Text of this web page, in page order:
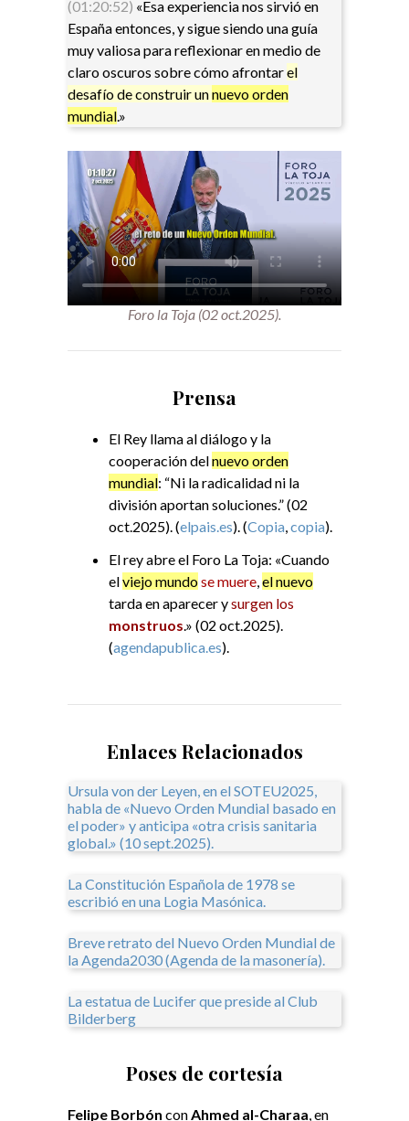
(01:20:52) «Esa experiencia nos sirvió en
España entonces, y sigue siendo una guía
muy valiosa para reflexionar en medio de
claro oscuros sobre cómo afrontarel
desafío de construir unnuevo orden
mundial.»
Foro la Toja (02 oct.2025).
Prensa
El Rey llama al diálogo y la
cooperación delnuevo orden
mundial: “Ni la radicalidad ni la
división aportan soluciones.” (02
oct.2025). (elpais.es). (Copia copia).
El rey abre el Foro La Toja: «Cuando
elviejo mundose muere el nuevo
tarda en aparecer ysurgen los
monstruos .» (02 oct.2025).
(agendapublica.es).
Enlaces Relacionados
Ursula von der Leyen, en el SOTEU2025,
habla de «Nuevo Orden Mundial basado en
el poder» y anticipa «otra crisis sanitaria
global.» (10 sept.2025).
La Constitución Española de 1978 se
escribió en una Logia Masónica.
Breve retrato del Nuevo Orden Mundial de
la Agenda2030 (Agenda de la masonería).
La estatua de Lucifer que preside al Club
Bilderberg
Poses de cortesía
Felipe Borbón con Ahmed al-Charaa , en